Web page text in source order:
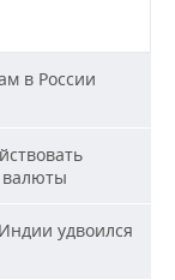
в России
валюты
удвоился